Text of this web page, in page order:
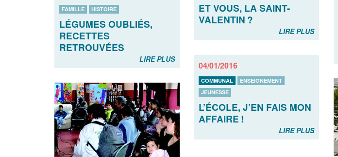
ET VOUS, LA SAINT-
VALENTIN ?
LIRE PLUS
FAMILLE HISTOIRE
LÉGUMES OUBLIÉS,
RECETTES
RETROUVÉES
LIRE PLUS
04/01/2016
COMMUNAL
ENSEIGNEMENT
JEUNESSE
L’ÉCOLE, J’EN FAIS MON
AFFAIRE !
LIRE PLUS